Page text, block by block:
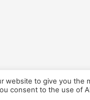
website to give you the
consent to the use of